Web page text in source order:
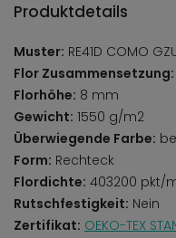
Produktdetails
Muster: RE41D COMO
Flor Zusammensetzung:
Florhöhe: 8 mm
Gewicht: 1550 g/m2
Überwiegende Farbe:
Form: Rechteck
Flordichte: 403200 pkt/
Rutschfestigkeit: Nein
Zertifikat: OEKO-TEX